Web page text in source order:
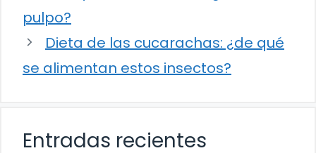
pulpo?
Dieta de las cucarachas: ¿de qué
se alimentan estos insectos?
Entradas recientes